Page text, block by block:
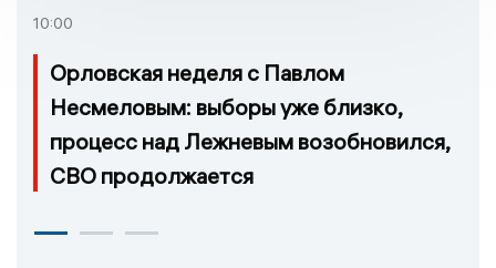
10:00
Орловская неделя с Павлом
Несмеловым: выборы уже близко,
процесс над Лежневым возобновился,
СВО продолжается